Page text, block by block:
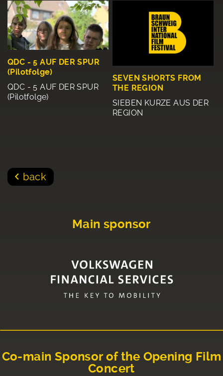
QDC - 5 AUF DER SPUR
(Pilotfolge)
QDC - 5 AUF DER SPUR
(Pilotfolge)
SEVEN SHORTS FROM
THE REGION
SIEBEN KURZE AUS DER
REGION
back
Main sponsor
Co-main Sponsor of the Opening Film
Concert